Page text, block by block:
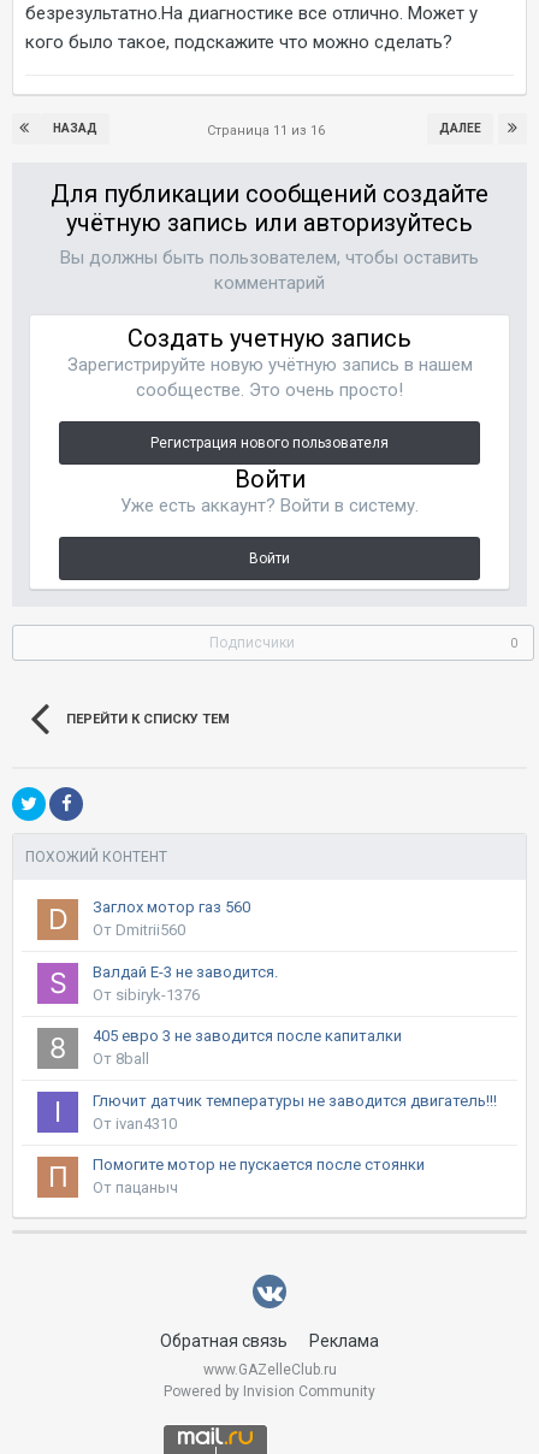
безрезультатно.На диагностике все отлично. Может у
кого было такое, подскажите что можно сделать?
НАЗАД ДАЛЕЕ
Страница 11 из 16
Для публикации сообщений создайте
учётную запись или авторизуйтесь
Вы должны быть пользователем, чтобы оставить
комментарий
Создать учетную запись
Зарегистрируйте новую учётную запись в нашем
сообществе. Это очень просто!
Регистрация нового пользователя
Войти
Уже есть аккаунт? Войти в систему.
Войти
Подписчики 0
ПЕРЕЙТИ К СПИСКУ ТЕМ
ПОХОЖИЙ КОНТЕНТ
Заглох мотор газ 560
От Dmitrii560
Валдай Е-3 не заводится.
От sibiryk-1376
405 евро 3 не заводится после капиталки
От 8ball
Глючит датчик температуры не заводится двигатель!!!
От ivan4310
Помогите мотор не пускается после стоянки
От пацаныч
Обратная связь Реклама
www.GAZelleClub.ru
Powered by Invision Community